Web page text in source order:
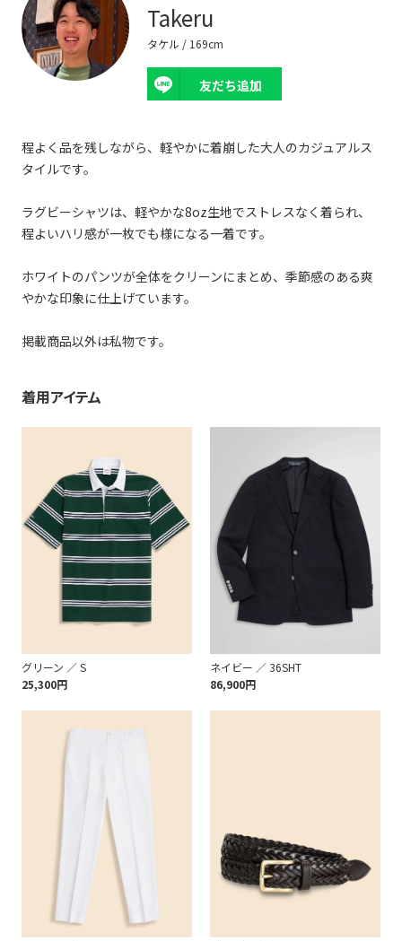
Takeru
タケル / 169cm
友だち追加
程よく品を残しながら、軽やかに着崩した大人のカジュアルス
タイルです。
ラグビーシャツは、軽やかな8oz生地でストレスなく着られ、
程よいハリ感が一枚でも様になる一着です。
ホワイトのパンツが全体をクリーンにまとめ、季節感のある爽
やかな印象に仕上げています。
掲載商品以外は私物です。
着用アイテム
グリーン ／ S
25,300円
ネイビー ／ 36SHT
86,900円